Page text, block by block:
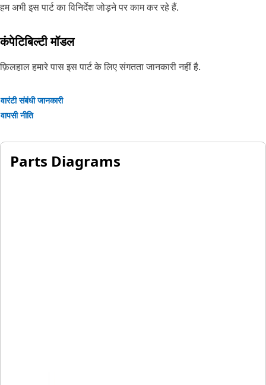
हम अभी इस पार्ट का विनिर्देश जोड़ने पर काम कर रहे हैं.
कंपेटिबिल्टी मॉडल
फ़िलहाल हमारे पास इस पार्ट के लिए संगतता जानकारी नहीं है.
वारंटी संबंधी जानकारी
वापसी नीति
Parts Diagrams